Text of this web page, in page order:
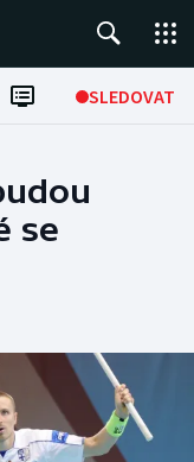
SLEDOVAT
se